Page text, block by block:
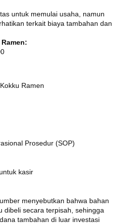
untuk memulai usaha, namun
terkait biaya tambahan dan
Ramen
Prosedur (SOP)
kasir
menyebutkan bahwa bahan
dibeli secara terpisah, sehingga
tambahan di luar investasi